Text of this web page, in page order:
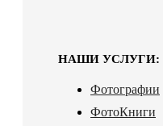
НАШИ УСЛУГИ:
Фотографии
ФотоКниги